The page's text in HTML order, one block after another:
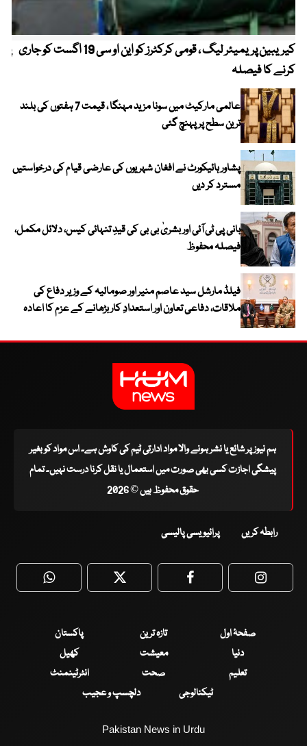
کیریبین پریمیئر لیگ ، قومی کرکٹرز کو این او سی 19 اگست کو جاری
کرنے کا فیصلہ
عالمی مارکیٹ میں سونا مزید مہنگا ، قیمت 7 ہفتوں کی بلند
ترین سطح پر پہنچ گئی
پشاور ہائیکورٹ نے افغان شہریوں کی عارضی قیام کی درخواستیں
مسترد کر دیں
بانی پی ٹی آئی اور بشریٰ بی بی کی قیدِ تنہائی کیس، دلائل مکمل،
فیصلہ محفوظ
فیلڈ مارشل سید عاصم منیر اور صومالیہ کے وزیر دفاع کی
ملاقات، دفاعی تعاون اور استعدادِ کار بڑھانے کے عزم کا اعادہ
ہم نیوز پر شائع یا نشر ہونے والا مواد ادارتی ٹیم کی کاوش ہے۔ اس مواد کو بغیر
پیشگی اجازت کسی بھی صورت میں استعمال یا نقل کرنا درست نہیں۔ تمام
حقوق محفوظ ہیں © 2026
رابطہ کریں پرائیویسی پالیسی
WhatsApp Twitter Facebook
صفحۂ اول تازہ ترین
پاکستان
دنیا
معیشت
کھیل
تعلیم
صحت
انٹرٹینمنٹ
ٹیکنالوجی
دلچسپ و عجیب
Pakistan News in Urdu